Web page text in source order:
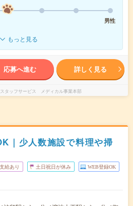
男性
もっと見る
応募へ進む 詳しく見る
タッフサービス メディカル事業本部
｜少人数施設で料理や掃
給あり 土日祝日が休み WEB登録OK